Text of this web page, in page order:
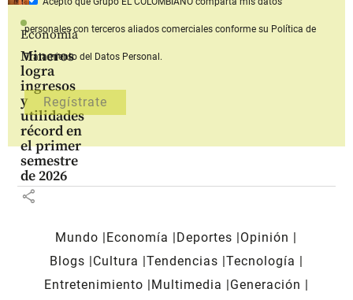
Economía
Mineros
logra
ingresos
y
utilidades
récord en
el primer
semestre
de 2026
share
personales con terceros aliados comerciales conforme su Política de
Tratamiento del Datos Personal.
Mundo Economía Deportes
Opinión
Blogs
Cultura Tendencias Tecnología
Entretenimiento
Multimedia
Generación